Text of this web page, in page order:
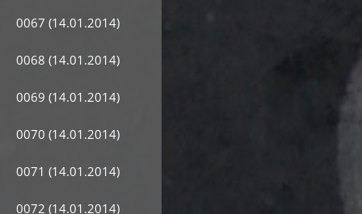
0067 (14.01.2014)
0068 (14.01.2014)
0069 (14.01.2014)
0070 (14.01.2014)
0071 (14.01.2014)
0072 (14.01.2014)